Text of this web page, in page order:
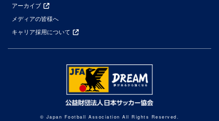
アーカイブ
メディアの皆様へ
キャリア採用について
© Japan Football Association All Rights Reserved.